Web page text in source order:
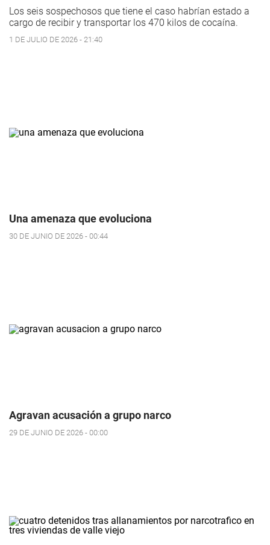
Los seis sospechosos que tiene el caso habrían estado a
cargo de recibir y transportar los 470 kilos de cocaína.
1 DE JULIO DE 2026 - 21:40
Una amenaza que evoluciona
30 DE JUNIO DE 2026 - 00:44
Agravan acusación a grupo narco
29 DE JUNIO DE 2026 - 00:00